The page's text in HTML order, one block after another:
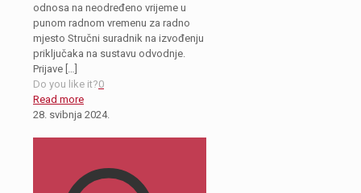
odnosa na neodređeno vrijeme u
punom radnom vremenu za radno
mjesto Stručni suradnik na izvođenju
priključaka na sustavu odvodnje.
Prijave […]
Do you like it?0
Read more
28. svibnja 2024.